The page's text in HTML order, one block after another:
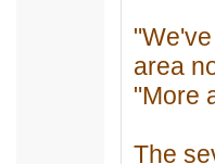
area
"More
The